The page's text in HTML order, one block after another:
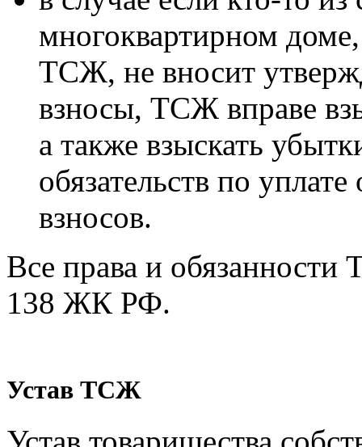
многоквартирном
ТСЖ, не вносит
взносы, ТСЖ вправе
а также взыскать
обязательств по
взносов.
Все права и
138 ЖК РФ.
Устав ТСЖ